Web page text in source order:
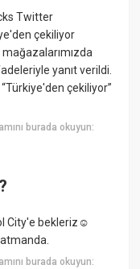
Twitter
çekiliyor
mağazalarımızda
yanıt verildi.
çekiliyor”
burada okuyun:
City'e bekleriz☺️
burada okuyun: